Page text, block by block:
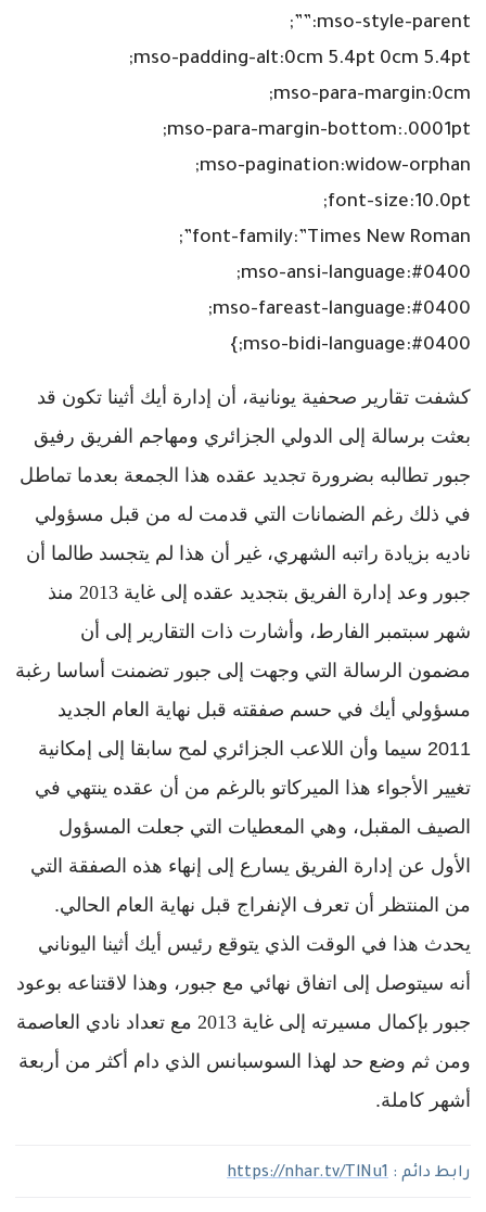
mso-style-parent:””;
mso-padding-alt:0cm 5.4pt 0cm 5.4pt;
mso-para-margin:0cm;
mso-para-margin-bottom:.0001pt;
mso-pagination:widow-orphan;
font-size:10.0pt;
font-family:”Times New Roman”;
mso-ansi-language:#0400;
mso-fareast-language:#0400;
mso-bidi-language:#0400;}
كشفت تقارير صحفية يونانية، أن إدارة أيك أثينا تكون قد
بعثت برسالة إلى الدولي الجزائري ومهاجم الفريق رفيق
جبور تطالبه بضرورة تجديد عقده هذا الجمعة بعدما تماطل
في ذلك رغم الضمانات التي قدمت له من قبل مسؤولي
ناديه بزيادة راتبه الشهري، غير أن هذا لم يتجسد طالما أن
جبور وعد إدارة الفريق بتجديد عقده إلى غاية 2013 منذ
شهر سبتمبر الفارط، وأشارت ذات التقارير إلى أن
مضمون الرسالة التي وجهت إلى جبور تضمنت أساسا رغبة
مسؤولي أيك في حسم صفقته قبل نهاية العام الجديد
2011 سيما وأن اللاعب الجزائري لمح سابقا إلى إمكانية
تغيير الأجواء هذا الميركاتو بالرغم من أن عقده ينتهي في
الصيف المقبل، وهي المعطيات التي جعلت المسؤول
الأول عن إدارة الفريق يسارع إلى إنهاء هذه الصفقة التي
من المنتظر أن تعرف الإنفراج قبل نهاية العام الحالي.
يحدث هذا في الوقت الذي يتوقع رئيس أيك أثينا اليوناني
أنه سيتوصل إلى اتفاق نهائي مع جبور، وهذا لاقتناعه بوعود
جبور بإكمال مسيرته إلى غاية 2013 مع تعداد نادي العاصمة
ومن ثم وضع حد لهذا السوسبانس الذي دام أكثر من أربعة
أشهر كاملة.
رابط دائم : https://nhar.tv/TlNu1